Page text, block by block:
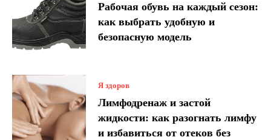
Рабочая обувь на каждый сезон:
как выбрать удобную и
безопасную модель
Я здоров
Лимфодренаж и застой
жидкости: как разогнать лимфу
и избавиться от отеков без